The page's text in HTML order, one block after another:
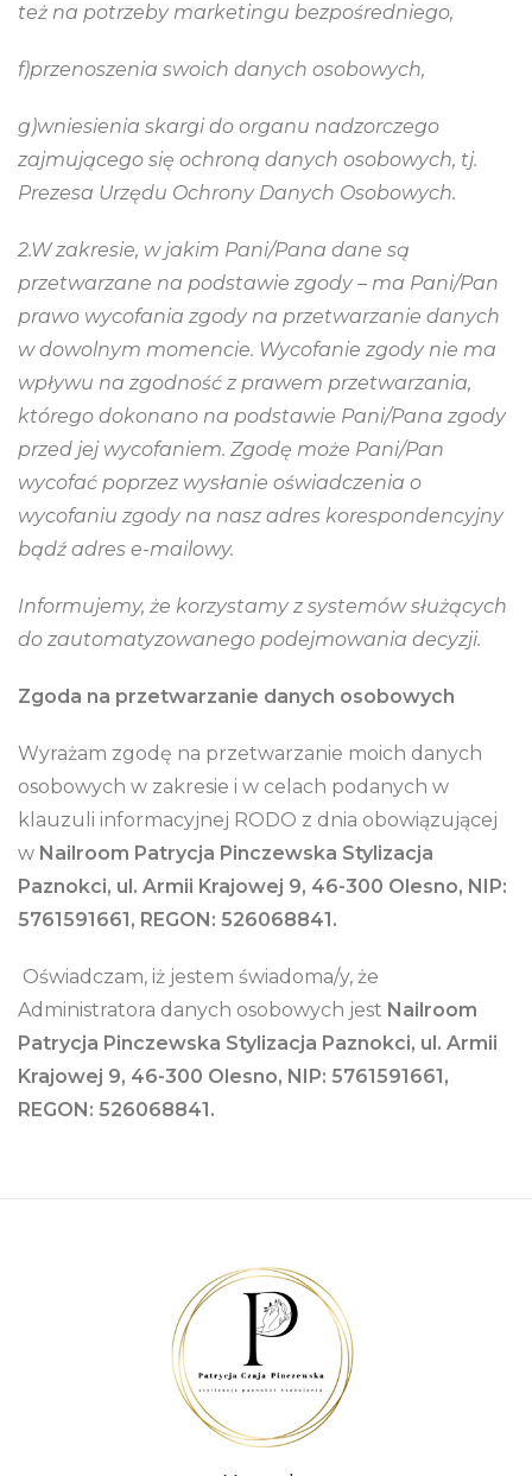
też na potrzeby marketingu bezpośredniego,
f)przenoszenia swoich danych osobowych,
g)wniesienia skargi do organu nadzorczego
zajmującego się ochroną danych osobowych, tj.
Prezesa Urzędu Ochrony Danych Osobowych.
2.W zakresie, w jakim Pani/Pana dane są
przetwarzane na podstawie zgody – ma Pani/Pan
prawo wycofania zgody na przetwarzanie danych
w dowolnym momencie. Wycofanie zgody nie ma
wpływu na zgodność z prawem przetwarzania,
którego dokonano na podstawie Pani/Pana zgody
przed jej wycofaniem. Zgodę może Pani/Pan
wycofać poprzez wysłanie oświadczenia o
wycofaniu zgody na nasz adres korespondencyjny
bądź adres e-mailowy.
Informujemy, że korzystamy z systemów służących
do zautomatyzowanego podejmowania decyzji.
Zgoda na przetwarzanie danych osobowych
Wyrażam zgodę na przetwarzanie moich danych
osobowych w zakresie i w celach podanych w
klauzuli informacyjnej RODO z dnia obowiązującej
w Nailroom Patrycja Pinczewska Stylizacja
Paznokci, ul. Armii Krajowej 9, 46-300 Olesno, NIP:
5761591661, REGON: 526068841.
Oświadczam, iż jestem świadoma/y, że
Administratora danych osobowych jest Nailroom
Patrycja Pinczewska Stylizacja Paznokci, ul. Armii
Krajowej 9, 46-300 Olesno, NIP: 5761591661,
REGON: 526068841.